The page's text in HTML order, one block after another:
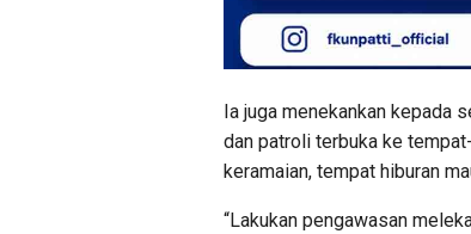
Ia juga menekankan kepada
dan patroli terbuka ke
keramaian, tempat hiburan
“Lakukan pengawasan